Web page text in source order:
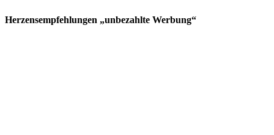
Herzensempfehlungen „unbezahlte Werbung“